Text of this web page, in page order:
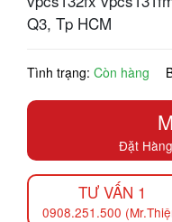
Q3, Tp HCM
Tình trạng: Còn hàng
Đặt
TƯ VẤN 1
0908.251.500